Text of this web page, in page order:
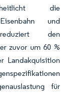
die
und
den
zuvor um 60 %
Landakquisition
für